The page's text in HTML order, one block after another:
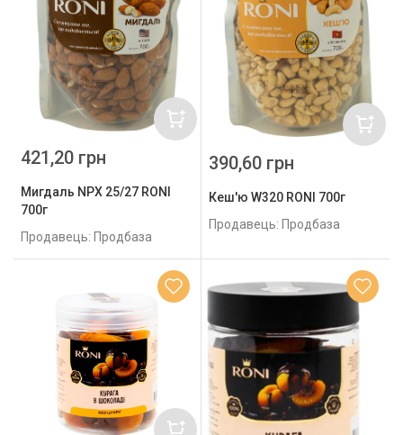
Мигдаль NPХ 25/27 RONI
700г
Продавець: Продбаза
421,20 грн
Кеш'ю W320 RONI 700г
Продавець: Продбаза
390,60 грн